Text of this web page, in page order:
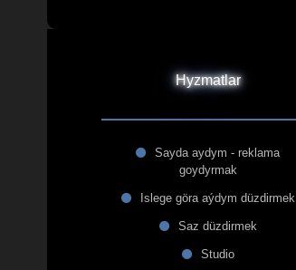
Hyzmatlar
Sayda aydym - reklama
goydyrmak
Islege göra aýdym düzdirmek
Saz düzdirmek
Studio